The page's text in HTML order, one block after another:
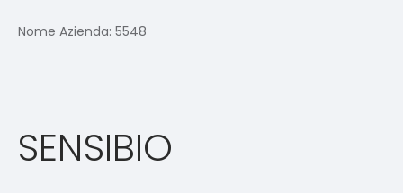
Nome Azienda: 5548
SENSIBIO